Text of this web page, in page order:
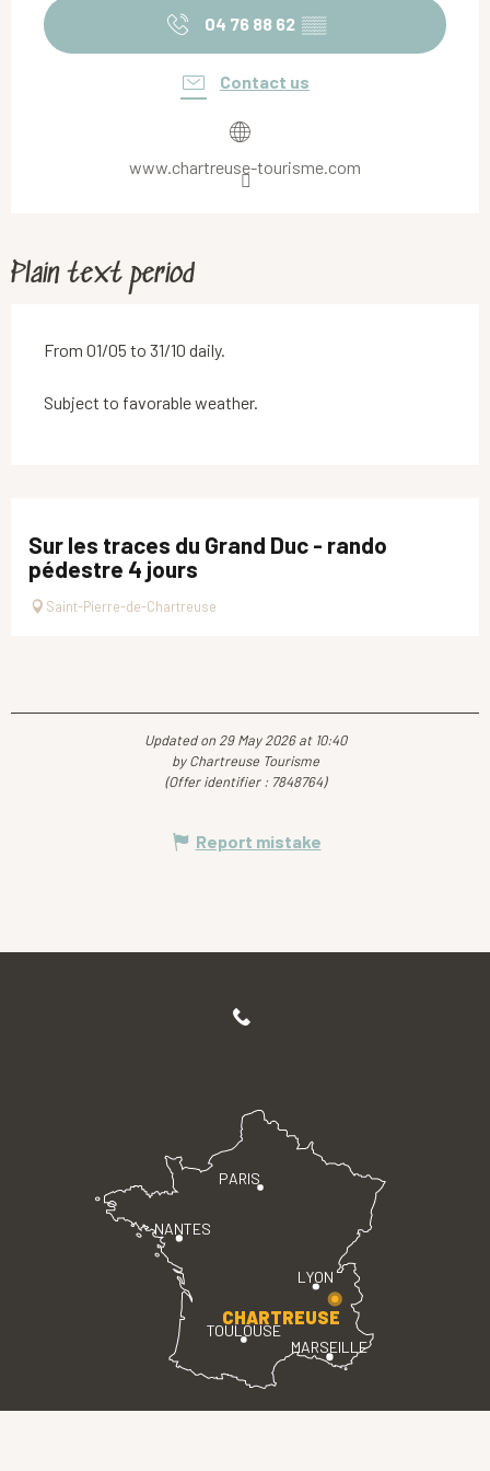
04 76 88 62 ▒▒
Contact us
www.chartreuse-tourisme.com
Plain text period
From 01/05 to 31/10 daily.
Subject to favorable weather.
Sur les traces du Grand Duc - rando
pédestre 4 jours
Saint-Pierre-de-Chartreuse
Updated on 29 May 2026 at 10:40
by Chartreuse Tourisme
(Offer identifier : 7848764)
Report mistake
PARIS
LYON
TOULOUSE
MARSEILLE
NANTES
CHARTREUSE